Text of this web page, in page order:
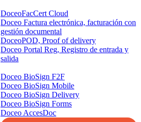
DoceoFacCert Cloud
Doceo Factura electrónica, facturación con
gestión documental
DoceoPOD, Proof of delivery
Doceo Portal Reg, Registro de entrada y
salida
Doceo BioSign F2F
Doceo BioSign Mobile
Doceo BioSign Delivery
Doceo BioSign Forms
Doceo AccesDoc